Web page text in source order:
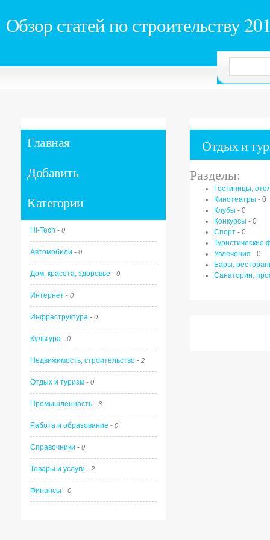
Обзор статей по строительству
Отдых и
Разделы:
Гостиницы,
Кинотеатры - 0
Клубы - 0
Конкурсы - 0
Спорт - 0
Туристические
Увлечения - 0
Бары,
Санатории,
Главная
Добавить
Категории
Hi-Tech - 0
Автомобили - 0
Дом, красота, здоровье - 0
Интернет - 0
Инфраструктура - 0
Культура - 0
Недвижимость, строительство - 2
Отдых и туризм - 0
Промышленность - 3
Работа и образование - 0
Справочники - 0
Товары и услуги - 2
Финансы - 0